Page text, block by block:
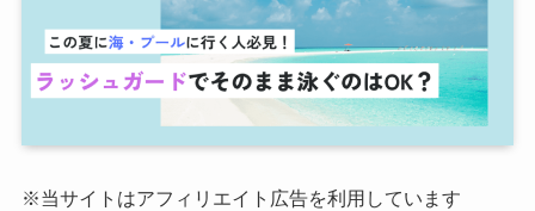
※当サイトはアフィリエイト広告を利用しています